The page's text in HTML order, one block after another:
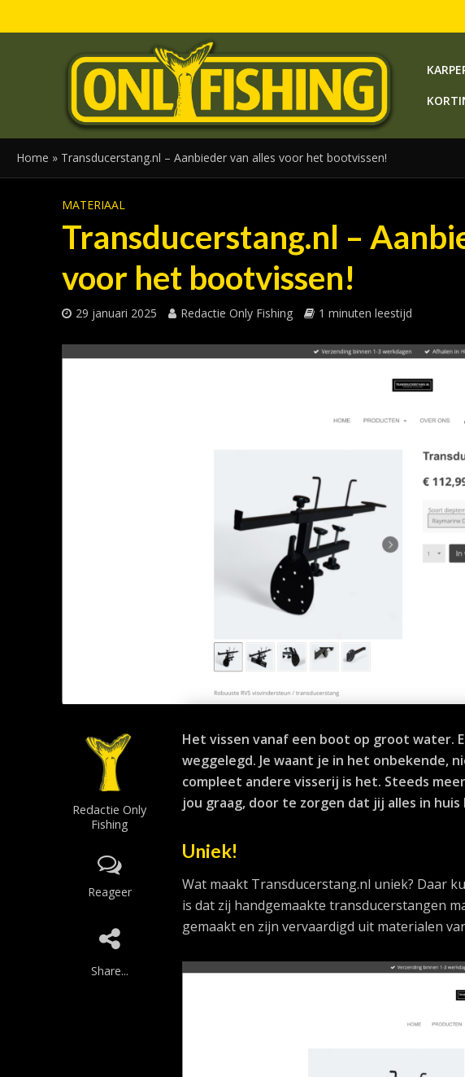
Home » Transducerstang.nl – Aanbieder van alles voor het bootvissen!
MATERIAAL
Transducerstang.nl –
voor het bootvissen!
29 januari 2025 Redactie Only Fishing 1 minuten leestijd
Redactie Only
Fishing
Reageer
Share...
Het vissen vanaf een boot op groot water.
weggelegd. Je waant je in het onbekende,
compleet andere visserij is het. Steeds
jou graag, door te zorgen dat jij alles in
Uniek!
Wat maakt Transducerstang.nl uniek? Daar
is dat zij handgemaakte transducerstangen
gemaakt en zijn vervaardigd uit materialen